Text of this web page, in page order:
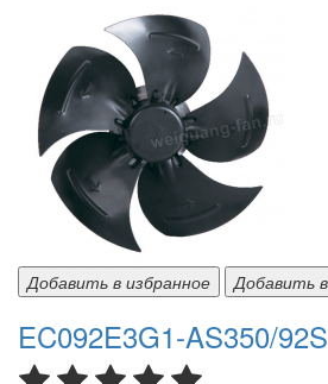
Добавить в избранное Добавить
EC092E3G1-AS350/